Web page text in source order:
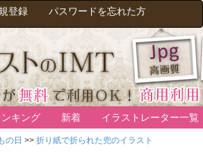
登録 パスワードを忘れた方
キング 新着 イラストレーター一覧
の日 >> 折り紙で折られた兜のイラスト